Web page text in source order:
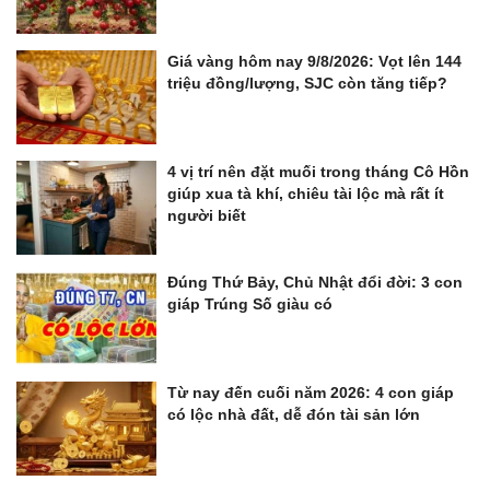
Giá vàng hôm nay 9/8/2026: Vọt lên 144
triệu đồng/lượng, SJC còn tăng tiếp?
4 vị trí nên đặt muối trong tháng Cô Hồn
giúp xua tà khí, chiêu tài lộc mà rất ít
người biết
Đúng Thứ Bảy, Chủ Nhật đổi đời: 3 con
giáp Trúng Số giàu có
Từ nay đến cuối năm 2026: 4 con giáp
có lộc nhà đất, dễ đón tài sản lớn